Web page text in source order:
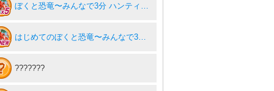
ぼくと恐竜〜みんなで3分 ハンティング放置〜5
はじめてのぼくと恐竜〜みんなで3分 ハンティング放置〜
???????